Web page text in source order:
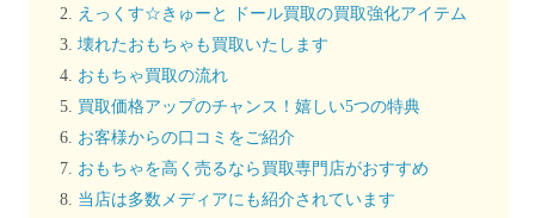
えっくす☆きゅーと ドール買取の買取強化アイテム
壊れたおもちゃも買取いたします
おもちゃ買取の流れ
買取価格アップのチャンス！嬉しい5つの特典
お客様からの口コミをご紹介
おもちゃを高く売るなら買取専門店がおすすめ
当店は多数メディアにも紹介されています